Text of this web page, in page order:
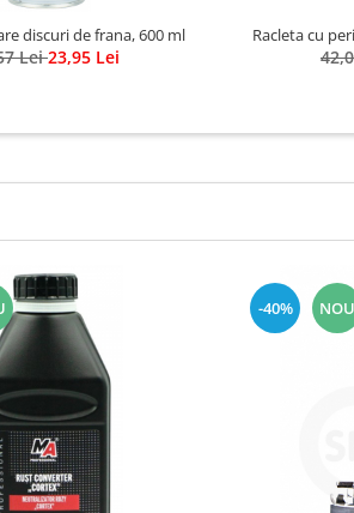
discuri de frana, 600 ml
Lei23,95 Lei
Racleta cu
-40% NOU